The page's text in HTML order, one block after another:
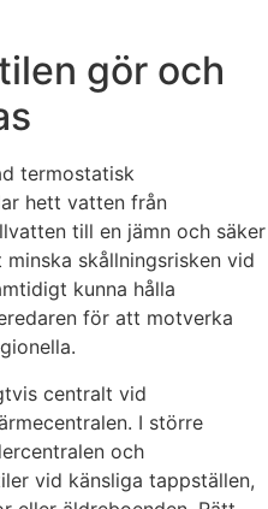
gör och
termostatisk
hett vatten från
till en jämn och säker
skållningsrisken vid
kunna hålla
för att motverka
centralt vid
I större
och
vid känsliga tappställen,